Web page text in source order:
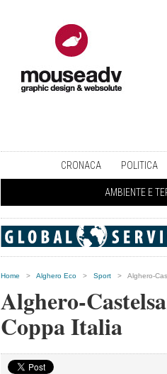
CRONACA POLITICA
AMBIENTE E
Home > Alghero Eco > Sport > Alghero-
Alghero-
Coppa Italia